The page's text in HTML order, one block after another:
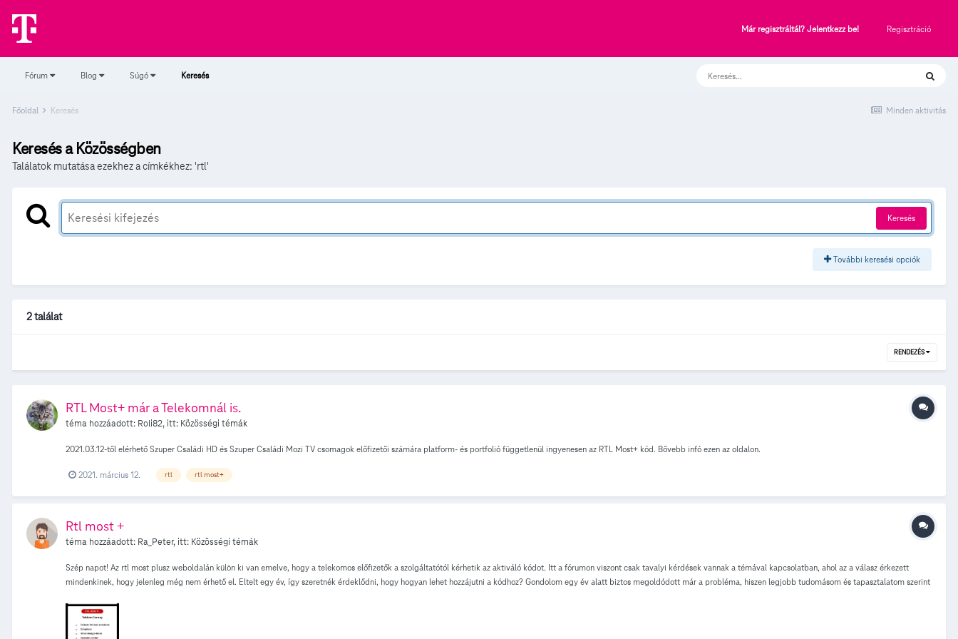
Már regisztráltál? Jelentkezz be! Regisztráció
Fórum Blog Súgó Keresés
Minden aktivitás
Főoldal Keresés
Keresés a Közösségben
Találatok mutatása ezekhez a címkékhez: 'rtl'
Keresés
További keresési opciók
2 találat
RENDEZÉS
RTL Most+ már a Telekomnál is.
téma hozzáadott: Roli82, itt: Közösségi témák
2021.03.12-től elérhető Szuper Családi HD és Szuper Családi Mozi TV csomagok előfizetői számára platform- és portfolió függetlenül ingyenesen az RTL Most+ kód. Bővebb infó ezen az oldalon.
2021. március 12. rtl rtl most+
Rtl most +
téma hozzáadott: Ra_Peter, itt: Közösségi témák
Szép napot! Az rtl most plusz weboldalán külön ki van emelve, hogy a telekomos előfizetők a szolgáltatótól kérhetik az aktiváló kódot. Itt a fórumon viszont csak tavalyi kérdések vannak a témával kapcsolatban, ahol az a válasz érkezett
mindenkinek, hogy jelenleg még nem érhető el. Eltelt egy év, így szeretnék érdeklődni, hogy hogyan lehet hozzájutni a kódhoz? Gondolom egy év alatt biztos megoldódott már a probléma, hiszen legjobb tudomásom és tapasztalatom szerint